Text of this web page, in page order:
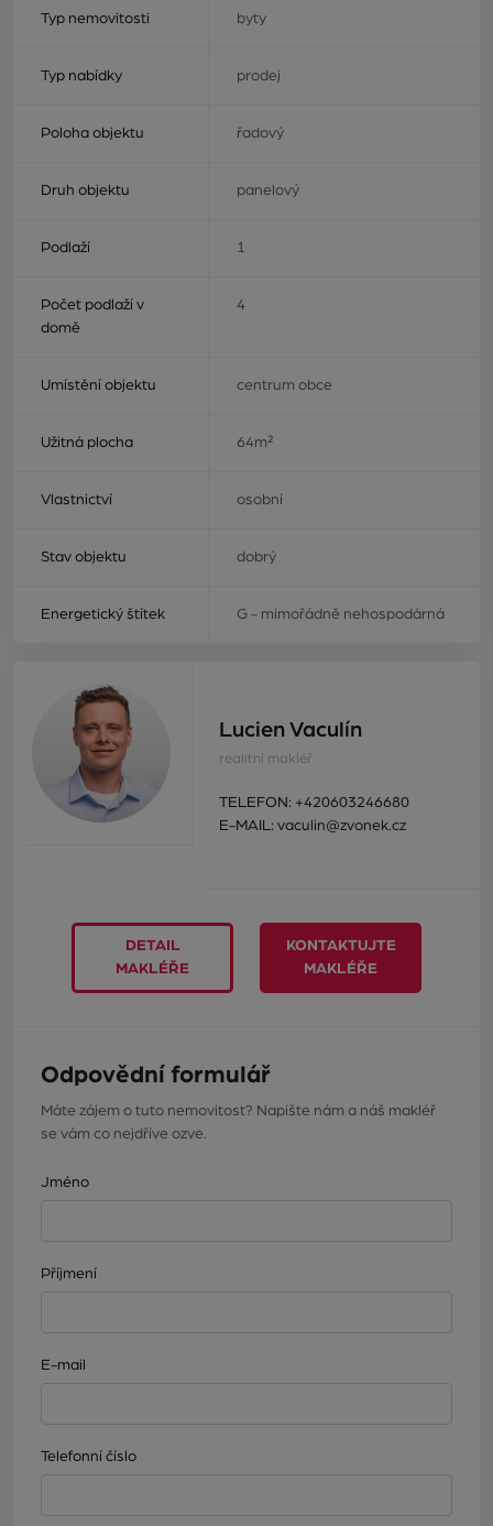
Typ nemovitosti byty
Typ nabídky prodej
Poloha objektu řadový
Druh objektu panelový
Podlaží 1
Počet podlaží v
domě
4
Umístění objektu centrum obce
Užitná plocha 64m²
Vlastnictví osobní
Stav objektu dobrý
Energetický štítek G - mimořádně nehospodárná
Lucien Vaculín
realitní makléř
TELEFON: +420603246680
E-MAIL: vaculin@zvonek.cz
DETAIL
MAKLÉŘE
KONTAKTUJTE
MAKLÉŘE
Odpovědní formulář
Máte zájem o tuto nemovitost? Napište nám a náš makléř
se vám co nejdříve ozve.
Jméno
Příjmení
E-mail
Telefonní číslo